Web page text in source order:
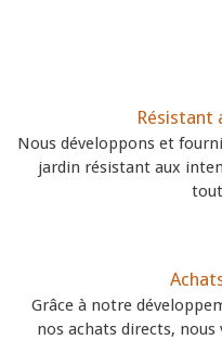
Résistant
Nous développons et
jardin résistant aux
Grâce à notre
nos achats directs,